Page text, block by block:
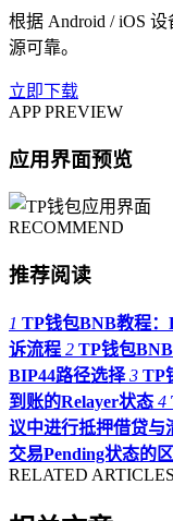
根据 Android / iOS
源可靠。
立即下载
APP PREVIEW
应用界面预览
RECOMMEND
推荐阅读
1 TP钱包BNB教程
诉流程 2 TP钱包
BIP44路径选择 3 TP
到账的Relayer状态 4
议中进行抵押借贷与
交易Pending状态的
RELATED ARTICLES